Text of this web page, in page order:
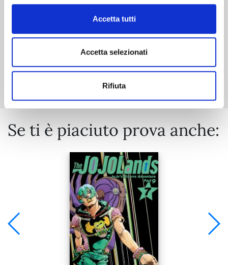
Accetta tutti
Accetta selezionati
Rifiuta
€ 5,90
Mostra tutto
Se ti è piaciuto prova anche: